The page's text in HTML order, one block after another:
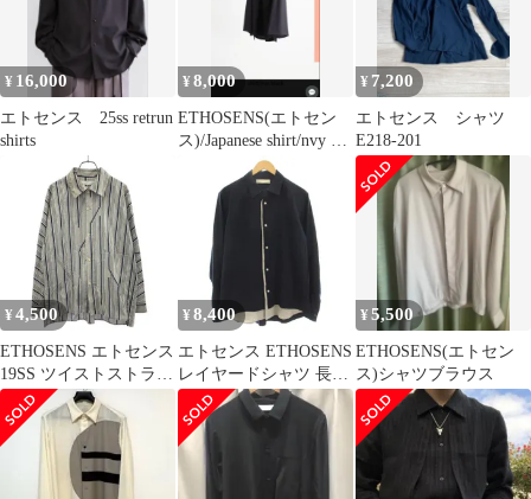
¥ 16,000
エトセンス 25ss retrun
shirts
¥8,000
ETHOSENS(エトセン
ス)/Japanese shirt/nvy 定
¥ 7,200
エトセンス シャツ
E218-201
¥ 4,500
ETHOSENS エトセンス
19SS ツイストストライ
プシャツ E119-203 グレ
ー 1
¥ 8,400
エトセンス ETHOSENS
レイヤードシャツ 長袖
シャツ F ネイビー /☆G
¥5,500
ETHOSENS(エトセン
ス)シャツブラウス